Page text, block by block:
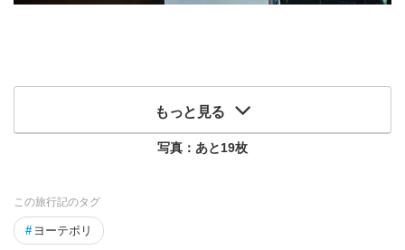
もっと見る
写真：あと19枚
この旅行記のタグ
# ヨーテボリ